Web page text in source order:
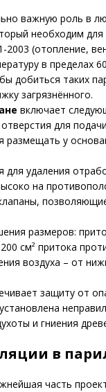
важную роль в
необходим
(отопление,
в пределах
добиться таких
загрязнённого.
включает
для
размещать у
удаления
на
размеров:
см² притока
воздуха – от
защиту от
и гниения
в
часть